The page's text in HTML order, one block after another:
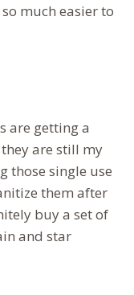
much easier to
are getting a
are still my
those single use
them after
buy a set of
and star